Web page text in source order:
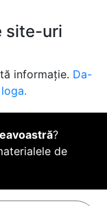
site-uri
informație. Da-
?
de